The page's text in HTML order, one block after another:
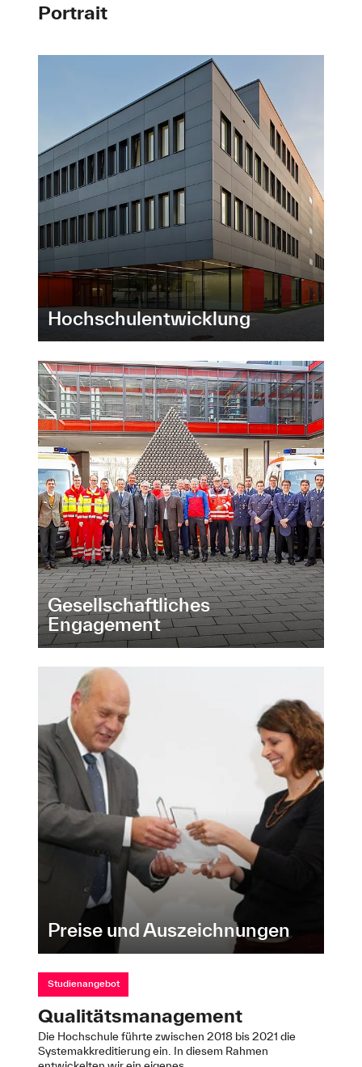
Portrait
Hochschulentwicklung
Gesellschaftliches
Engagement
Preise und Auszeichnungen
Studienangebot
Qualitätsmanagement
Die Hochschule führte zwischen 2018 bis 2021 die
Systemakkreditierung ein. In diesem Rahmen